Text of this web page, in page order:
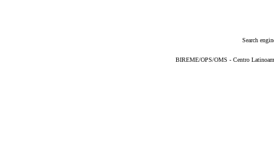
Search
BIREME/OPS/OMS - Centro